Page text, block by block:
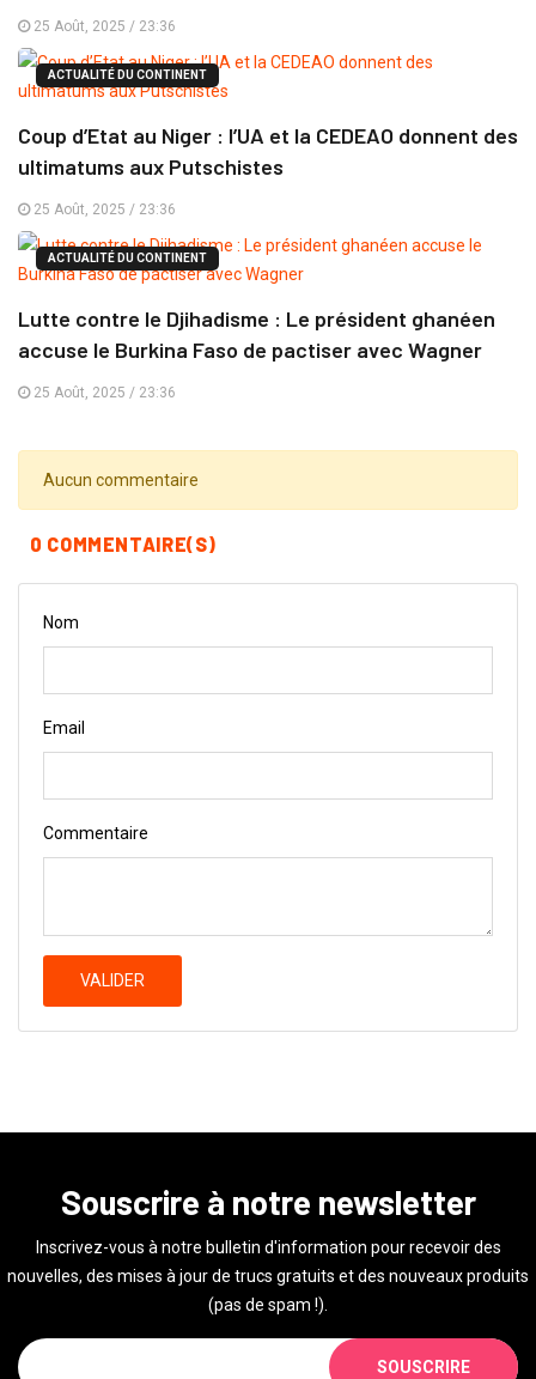
25 Août, 2025 / 23:36
ACTUALITÉ DU CONTINENT
Coup d’Etat au Niger : l’UA et la CEDEAO donnent des
ultimatums aux Putschistes
25 Août, 2025 / 23:36
ACTUALITÉ DU CONTINENT
Lutte contre le Djihadisme : Le président ghanéen
accuse le Burkina Faso de pactiser avec Wagner
25 Août, 2025 / 23:36
Aucun commentaire
0 COMMENTAIRE(S)
Nom
Email
Commentaire
VALIDER
Souscrire à notre newsletter
Inscrivez-vous à notre bulletin d'information pour recevoir des
nouvelles, des mises à jour de trucs gratuits et des nouveaux produits
(pas de spam !).
SOUSCRIRE